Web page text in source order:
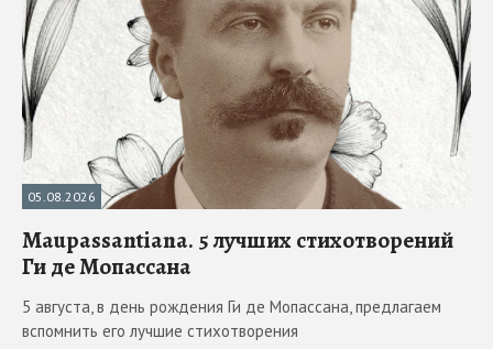
05.08.2026
Maupassantiana. 5 лучших стихотворений
Ги де Мопассана
5 августа, в день рождения Ги де Мопассана, предлагаем
вспомнить его лучшие стихотворения